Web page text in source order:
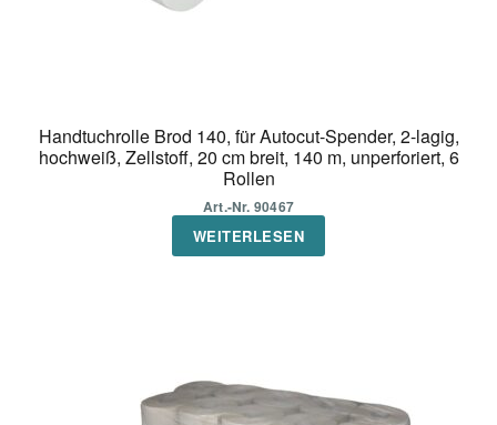
Handtuchrolle Brod 140, für Autocut-Spender, 2-lagig,
hochweiß, Zellstoff, 20 cm breit, 140 m, unperforiert, 6
Rollen
Art.-Nr. 90467
WEITERLESEN